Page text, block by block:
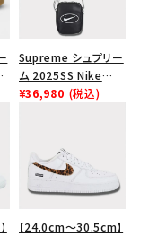
Supreme シュプリー
ム 2025SS Nike
Leather Shoulder
¥36,980 (税込)
【24.0cm～30.5cm】